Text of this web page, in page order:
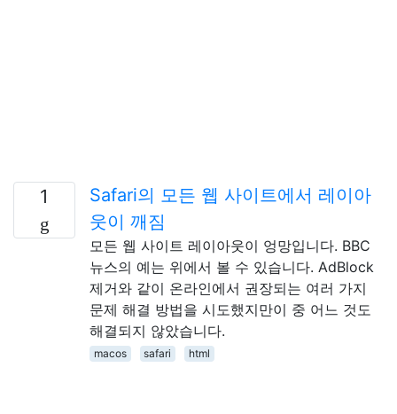
1
Safari의 모든 웹 사이트에서 레이아
웃이 깨짐
모든 웹 사이트 레이아웃이 엉망입니다. BBC
뉴스의 예는 위에서 볼 수 있습니다. AdBlock
제거와 같이 온라인에서 권장되는 여러 가지
문제 해결 방법을 시도했지만이 중 어느 것도
해결되지 않았습니다.
macos safari html